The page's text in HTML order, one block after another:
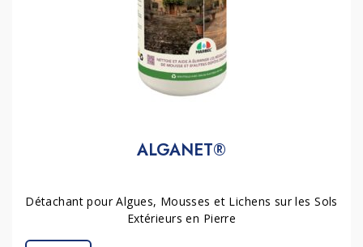
ALGANET®
Détachant pour Algues, Mousses et Lichens sur les Sols
Extérieurs en Pierre